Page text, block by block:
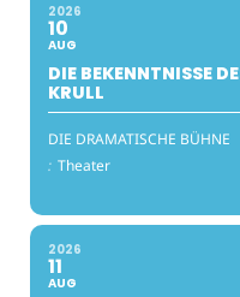
2026
10
AUG
DIE BEKENNTNISSE
KRULL
DIE DRAMATISCHE BÜHNE
: Theater
2026
11
AUG